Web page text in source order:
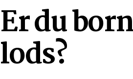
Er du
lods?